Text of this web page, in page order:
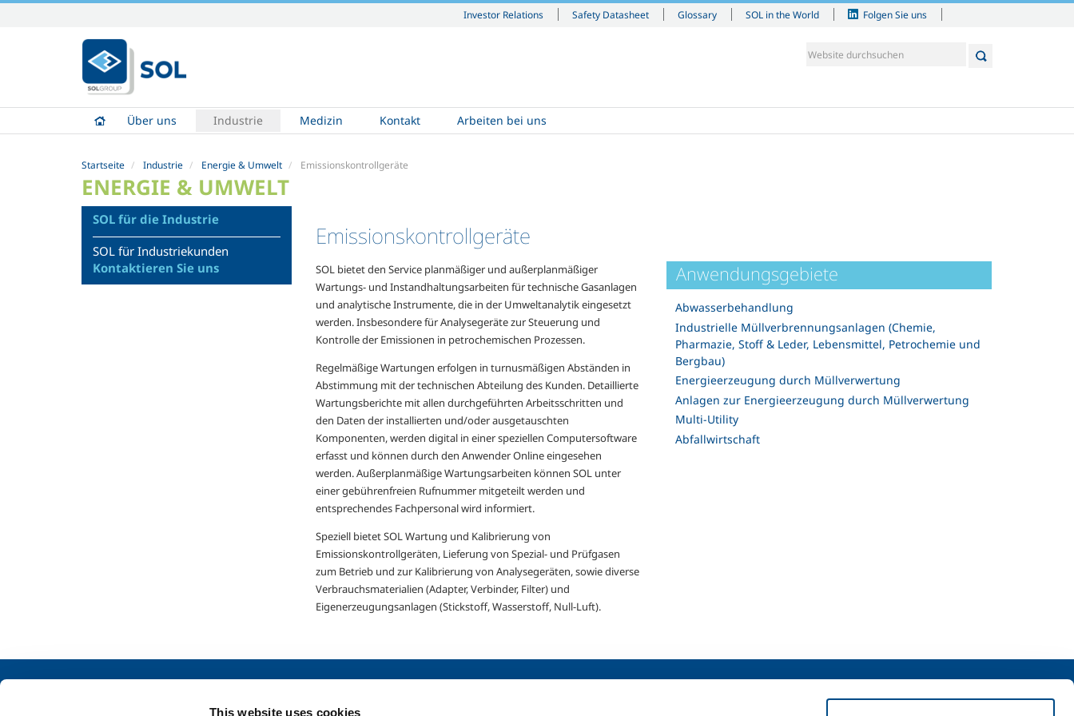
This website uses cookies
Investor Relations Safety Datasheet Glossary SOL in the World Folgen Sie uns
zum
Inhalt
|
Direkt
Navigation
Über uns Industrie Medizin Kontakt Arbeiten bei uns
Startseite Industrie Energie & Umwelt Emissionskontrollgeräte
ENERGIE & UMWELT
Emissionskontrollgeräte
SOL bietet den Service planmäßiger und außerplanmäßiger
Wartungs- und Instandhaltungsarbeiten für technische Gasanlagen
und analytische Instrumente, die in der Umweltanalytik eingesetzt
werden. Insbesondere für Analysegeräte zur Steuerung und
Kontrolle der Emissionen in petrochemischen Prozessen.
Regelmäßige Wartungen erfolgen in turnusmäßigen Abständen in
Abstimmung mit der technischen Abteilung des Kunden. Detaillierte
Wartungsberichte mit allen durchgeführten Arbeitsschritten und
den Daten der installierten und/oder ausgetauschten
Komponenten, werden digital in einer speziellen Computersoftware
erfasst und können durch den Anwender Online eingesehen
werden. Außerplanmäßige Wartungsarbeiten können SOL unter
einer gebührenfreien Rufnummer mitgeteilt werden und
entsprechendes Fachpersonal wird informiert.
Speziell bietet SOL Wartung und Kalibrierung von
Emissionskontrollgeräten, Lieferung von Spezial- und Prüfgasen
zum Betrieb und zur Kalibrierung von Analysegeräten, sowie diverse
Verbrauchsmaterialien (Adapter, Verbinder, Filter) und
Eigenerzeugungsanlagen (Stickstoff, Wasserstoff, Null-Luft).
Anwendungsgebiete
Abwasserbehandlung
Industrielle Müllverbrennungsanlagen (Chemie,
Pharmazie, Stoff & Leder, Lebensmittel, Petrochemie und
Bergbau)
Energieerzeugung durch Müllverwertung
Anlagen zur Energieerzeugung durch Müllverwertung
Multi-Utility
Abfallwirtschaft
SOL für die Industrie
SOL für Industriekunden
Kontaktieren Sie uns
Lebensmittel- &